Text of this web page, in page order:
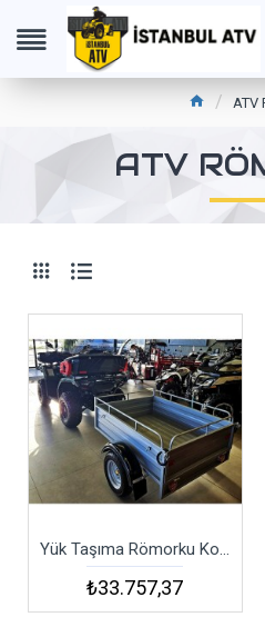
ATV
ATV
Yük Taşıma Römorku Kocaer Kmr-120
₺33.757,37